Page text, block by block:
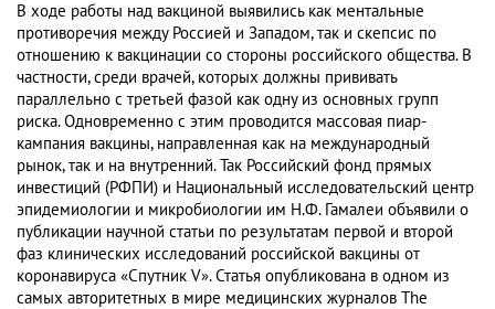
В ходе работы над вакциной выявились как ментальные
противоречия между Россией и Западом, так и скепсис по
отношению к вакцинации со стороны российского общества. В
частности, среди врачей, которых должны прививать
параллельно с третьей фазой как одну из основных групп
риска. Одновременно с этим проводится массовая пиар-
кампания вакцины, направленная как на международный
рынок, так и на внутренний. Так Российский фонд прямых
инвестиций (РФПИ) и Национальный исследовательский центр
эпидемиологии и микробиологии им Н.Ф. Гамалеи объявили о
публикации научной статьи по результатам первой и второй
фаз клинических исследований российской вакцины от
коронавируса «Спутник V». Статья опубликована в одном из
самых авторитетных в мире медицинских журналов The